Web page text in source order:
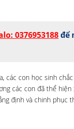
0376953188để
các con học sinh
các con đã thể
định và chinh